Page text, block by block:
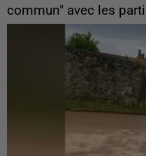
commun" avec les